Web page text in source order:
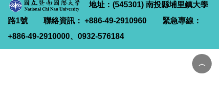
地址：(545301) 南投縣埔里鎮大學
路1號 聯絡資訊： +886-49-2910960 緊急專線：
+886-49-2910000、0932-576184
︿